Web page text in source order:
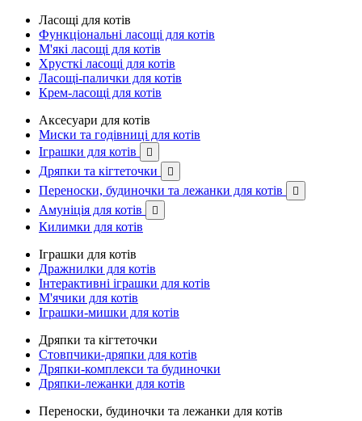
Ласощі для котів
Функціональні ласощі для котів
М'які ласощі для котів
Хрусткі ласощі для котів
Ласощі-палички для котів
Крем-ласощі для котів
Аксесуари для котів
Миски та годівниці для котів
Іграшки для котів

Дряпки та кігтеточки 
Переноски, будиночки та лежанки для котів 
Амуніція для котів 
Килимки для котів
Іграшки для котів
Дражнилки для котів
Інтерактивні іграшки для котів
М'ячики для котів
Іграшки-мишки для котів
Дряпки та кігтеточки
Стовпчики-дряпки для котів
Дряпки-комплекси та будиночки
Дряпки-лежанки для котів
Переноски, будиночки та лежанки для котів